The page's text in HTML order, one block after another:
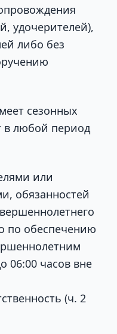
удочерителей),
либо без
сезонных
в любой период
или
обязанностей
по обеспечению
06:00 часов вне
(ч. 2